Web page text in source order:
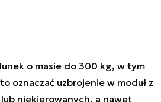
o masie do 300 kg, w tym
oznaczać uzbrojenie w moduł z
niekierowanych, a nawet